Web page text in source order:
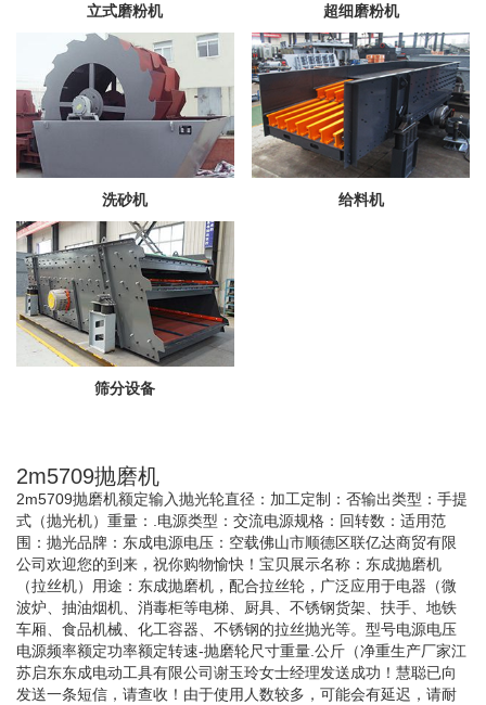
立式磨粉机 超细磨粉机
洗砂机 给料机
筛分设备
2m5709抛磨机
2m5709抛磨机额定输入抛光轮直径：加工定制：否输出类型：手提
式（抛光机）重量：.电源类型：交流电源规格：回转数：适用范
围：抛光品牌：东成电源电压：空载佛山市顺德区联亿达商贸有限
公司欢迎您的到来，祝你购物愉快！宝贝展示名称：东成抛磨机
（拉丝机）用途：东成抛磨机，配合拉丝轮，广泛应用于电器（微
波炉、抽油烟机、消毒柜等电梯、厨具、不锈钢货架、扶手、地铁
车厢、食品机械、化工容器、不锈钢的拉丝抛光等。型号电源电压
电源频率额定功率额定转速-抛磨轮尺寸重量.公斤（净重生产厂家江
苏启东东成电动工具有限公司谢玉玲女士经理发送成功！慧聪已向
发送一条短信，请查收！由于使用人数较多，可能会有延迟，请耐